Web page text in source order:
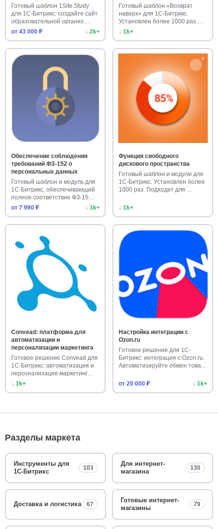
Готовый шаблон 1Site.Study
для 1С-Битрикс: создайте сайт
образовательной организ…
от 43 000 ₽
↓ 2k+
Готовый шаблон «Возврат
наверх» для 1С-Битрикс.
Установлен более 1000 раз.
Улучш…
↓ 1k+
Обеспечение соблюдения
требований ФЗ-152 о
персональных данных
Готовый шаблон и модуль для
1С-Битрикс, обеспечивающий
полное соответствие ФЗ-15…
от 7 990 ₽
↓ 1k+
Функция свободного
дискового пространства
Готовый шаблон и модули для
1С-Битрикс. Установлен более
1000 раз. Подходит для …
↓ 1k+
Convead: платформа для
автоматизации и
персонализации маркетинга
Готовое решение Convead для
1С-Битрикс: автоматизация и
персонализация маркетинг…
↓ 1k+
Настройка интеграции с
Ozon.ru
Готовое решение для 1С-
Битрикс: интеграция с Ozon.ru.
Автоматизируйте обмен това…
от 20 000 ₽ ↓ 1k+
Разделы маркета
Инструменты для
1С-Битрикс
103
Для интернет-
магазина
130
Доставка и логистика 67
Готовые интернет-
магазины
79